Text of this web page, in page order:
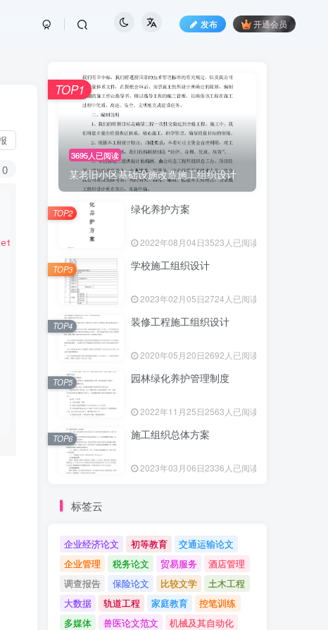
发布 开通会员
0
dist/umd/index.js';
3695人已阅读
某老旧小区基础设施改造施工组织设计
TOP1
绿化养护方案
2022年08月04日3523人已阅读
TOP2
学校施工组织设计
2023年02月05日2724人已阅读
TOP3
装修工程施工组织设计
2020年05月20日2692人已阅读
TOP4
园林绿化养护管理制度
2022年11月25日2563人已阅读
TOP5
施工组织总体方案
2023年03月06日2336人已阅读
TOP6
标签云
企业经济论文 初等教育
交通运输论文
企业管理
税务论文 贸易服务
酒店管理
调查报告
保险论文 比较文学
土木工程
大数据
轨道工程 家庭教育
控笔训练
多媒体
兽医论文范文
机械及其自动化